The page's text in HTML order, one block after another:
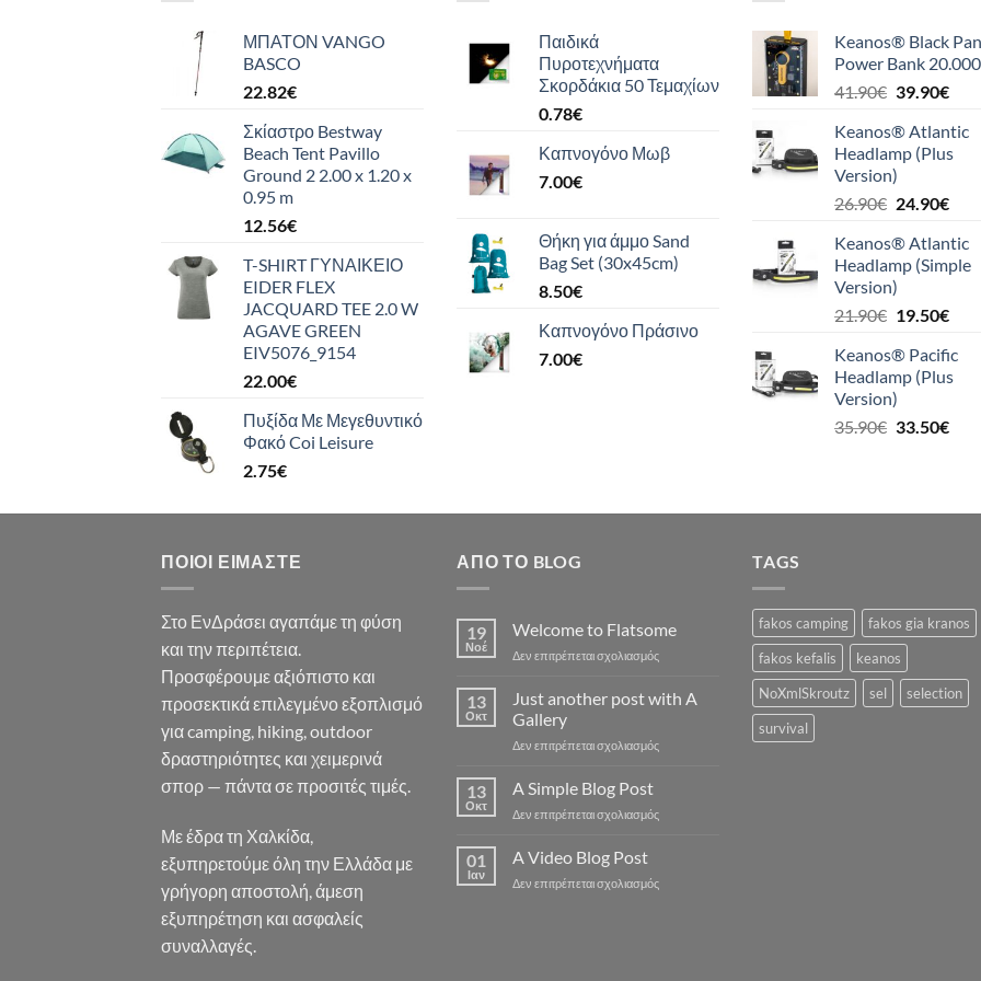
ΜΠΑΤΟΝ VANGO
BASCO
22.82€
Σκίαστρο Bestway
Beach Tent Pavillo
Ground 2 2.00 x 1.20 x
0.95 m
12.56€
T-SHIRT ΓΥΝΑΙΚΕΙΟ
EIDER FLEX
JACQUARD TEE 2.0 W
AGAVE GREEN
EIV5076_9154
22.00€
Πυξίδα Με Μεγεθυντικό
Φακό Coi Leisure
2.75€
Παιδικά
Πυροτεχνήματα
Σκορδάκια 50 Τεμαχίων
0.78€
Καπνογόνο Μωβ
7.00€
Θήκη για άμμο Sand
Bag Set (30x45cm)
8.50€
Καπνογόνο Πράσινο
7.00€
Keanos® Black
Power Bank 20.000
41.90€ Original
was:
41.90€.
39.90€Η
τιμή
είναι:
Keanos® Atlantic
Headlamp (Plus
Version)
26.90€ Original
was:
26.90€.
24.90€Η
τιμή
είναι:
Keanos® Atlantic
Headlamp (Simple
Version)
21.90€ Original
was:
21.90€.
19.50€Η
τιμή
είναι:
Keanos® Pacific
Headlamp (Plus
Version)
35.90€ Original
33.50€Η
ΠΟΙΟΙ ΕΊΜΑΣΤΕ
Στο ΕνΔράσει αγαπάμε τη φύση
και την περιπέτεια.
Προσφέρουμε αξιόπιστο και
προσεκτικά επιλεγμένο εξοπλισμό
για camping, hiking, outdoor
δραστηριότητες και χειμερινά
σπορ — πάντα σε προσιτές τιμές.
Με έδρα τη Χαλκίδα,
εξυπηρετούμε όλη την Ελλάδα με
γρήγορη αποστολή, άμεση
εξυπηρέτηση και ασφαλείς
συναλλαγές.
ΑΠΌ ΤΟ BLOG
19
Νοέ
Welcome to Flatsome
Δεν επιτρέπεται σχολιασμόςστο
to
Flatsome
13
Οκτ
Just another post with A
Gallery
Δεν επιτρέπεται σχολιασμόςστο
with
13
Οκτ
A Simple Blog Post
Δεν επιτρέπεται σχολιασμόςστο
Post
01
Ιαν
A Video Blog Post
Δεν επιτρέπεται σχολιασμόςστο
TAGS
fakos camping
fakos gia kranos
fakos kefalis
keanos
NoXmlSkroutz
sel
selection
survival